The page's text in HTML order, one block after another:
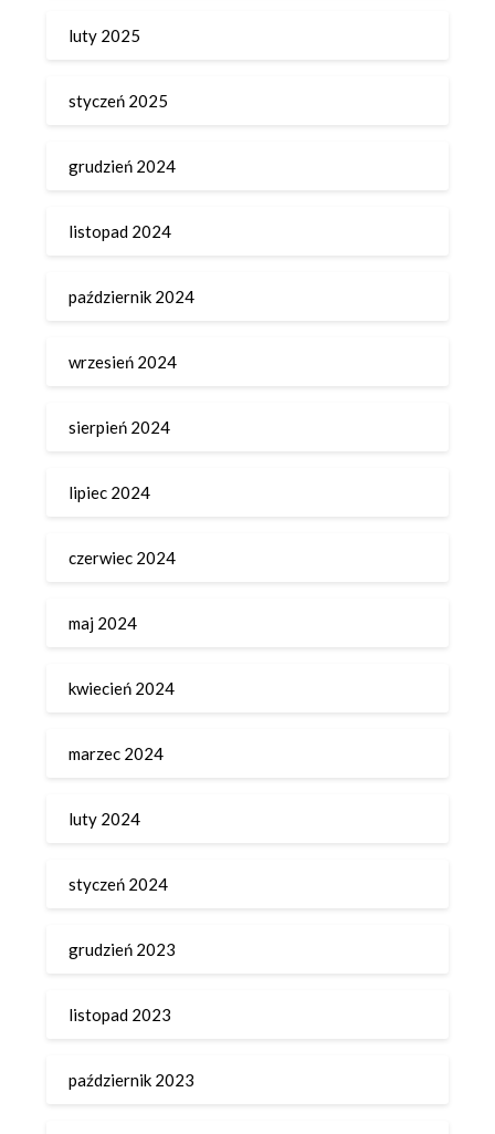
luty 2025
styczeń 2025
grudzień 2024
listopad 2024
październik 2024
wrzesień 2024
sierpień 2024
lipiec 2024
czerwiec 2024
maj 2024
kwiecień 2024
marzec 2024
luty 2024
styczeń 2024
grudzień 2023
listopad 2023
październik 2023